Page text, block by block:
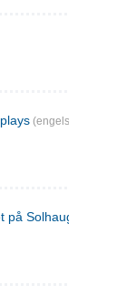
(engelsk)
Solhaug ; Olaf